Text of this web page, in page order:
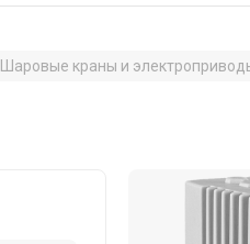
Шаровые краны и